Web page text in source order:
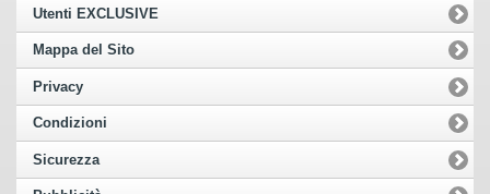
Utenti EXCLUSIVE
Mappa del Sito
Privacy
Condizioni
Sicurezza